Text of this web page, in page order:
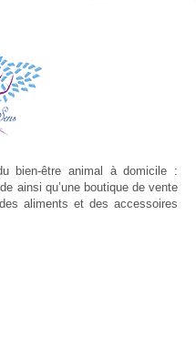
bien-être animal à domicile :
ainsi qu’une boutique de vente
aliments et des accessoires